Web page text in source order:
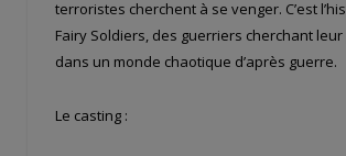
terroristes cherchent à se venger. C’est
Fairy Soldiers, des guerriers cherchant
dans un monde chaotique d’après guerre.
Le casting :